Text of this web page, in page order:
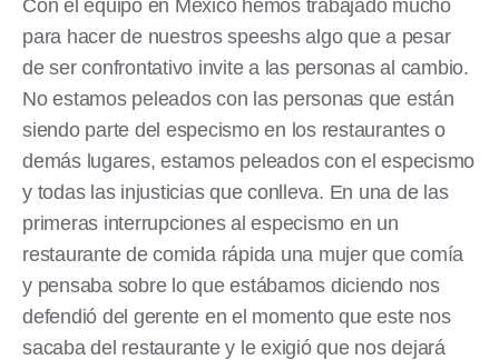
Con el equipo en México hemos trabajado mucho
para hacer de nuestros speeshs algo que a pesar
de ser confrontativo invite a las personas al cambio.
No estamos peleados con las personas que están
siendo parte del especismo en los restaurantes o
demás lugares, estamos peleados con el especismo
y todas las injusticias que conlleva. En una de las
primeras interrupciones al especismo en un
restaurante de comida rápida una mujer que comía
y pensaba sobre lo que estábamos diciendo nos
defendió del gerente en el momento que este nos
sacaba del restaurante y le exigió que nos dejará